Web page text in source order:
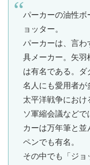
パーカーの油性ボ
ョッター。
パーカーは、言わ
具メーカー。矢羽
は有名である。
名人にも愛用者が
太平洋戦争におけ
ソ軍縮会議など
カーは万年筆と
ペンでも有名。
その中でも「ジ